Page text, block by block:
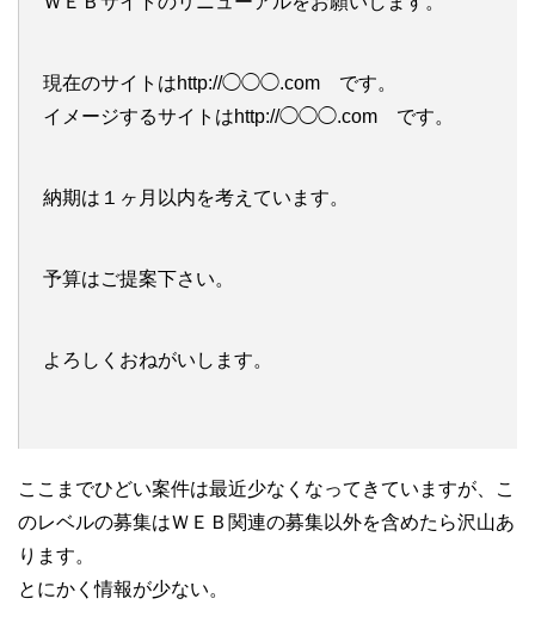
現在のサイトはhttp://◯◯◯.com です。
イメージするサイトはhttp://◯◯◯.com です。
納期は１ヶ月以内を考えています。
予算はご提案下さい。
よろしくおねがいします。
ここまでひどい案件は最近少なくなってきていますが、こ
のレベルの募集はＷＥＢ関連の募集以外を含めたら沢山あ
ります。
とにかく情報が少ない。